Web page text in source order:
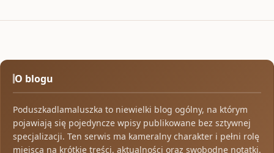
O blogu
Poduszkadlamaluszka to niewielki blog ogólny, na którym
pojawiają się pojedyncze wpisy publikowane bez sztywnej
specjalizacji. Ten serwis ma kameralny charakter i pełni rolę
miejsca na krótkie treści, aktualności oraz swobodne notatki.